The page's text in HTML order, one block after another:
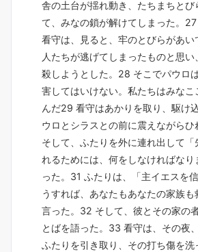
舎の土台が揺れ動き、たちまちとび
て、みなの鎖が解けてしまった。
看守は、見ると、牢のとびらがあい
人たちが逃げてしまったものと思い
殺しようとした。28 そこでパウロ
害してはいけない。私たちはみなこ
んだ29 看守はあかりを取り、駆け
ウロとシラスとの前に震えながら
そして、ふたりを外に連れ出して「
れるためには、何をしなければなり
った。31 ふたりは、「主イエスを
うすれば、あなたもあなたの家族も
言った。32 そして、彼とその家の
とばを語った。33 看守は、その夜
ふたりを引き取り、その打ち傷を洗